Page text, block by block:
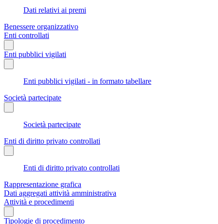
Dati relativi ai premi
Benessere organizzativo
Enti controllati
Enti pubblici vigilati
Enti pubblici vigilati - in formato tabellare
Società partecipate
Società partecipate
Enti di diritto privato controllati
Enti di diritto privato controllati
Rappresentazione grafica
Dati aggregati attività amministrativa
Attività e procedimenti
Tipologie di procedimento